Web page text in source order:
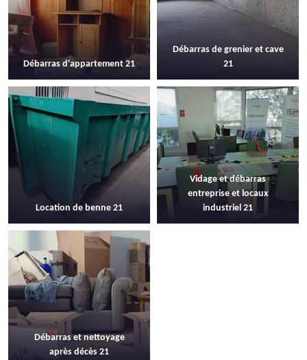
Débarras d'appartement 21
Débarras de grenier et cave
21
Location de benne 21
Vidage et débarras
entreprise et locaux
industriel 21
Débarras et nettoyage
après décès 21